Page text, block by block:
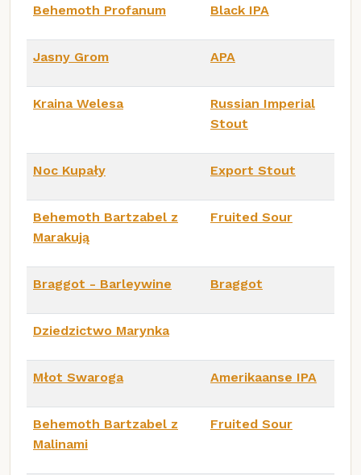
Behemoth Profanum Black IPA
Jasny Grom APA
Kraina Welesa
Russian Imperial
Stout
Noc Kupały Export Stout
Behemoth Bartzabel z
Marakują
Fruited Sour
Braggot - Barleywine Braggot
Dziedzictwo Marynka
Młot Swaroga Amerikaanse IPA
Behemoth Bartzabel z
Malinami
Fruited Sour